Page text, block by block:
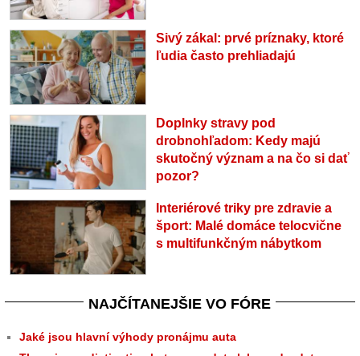
Sivý zákal: prvé príznaky, ktoré
ľudia často prehliadajú
Doplnky stravy pod
drobnohľadom: Kedy majú
skutočný význam a na čo si dať
pozor?
Interiérové triky pre zdravie a
šport: Malé domáce telocvične
s multifunkčným nábytkom
NAJČÍTANEJŠIE VO FÓRE
Jaké jsou hlavní výhody pronájmu auta